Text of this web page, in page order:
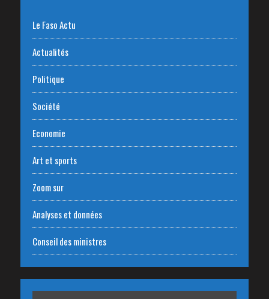
Le Faso Actu
Actualités
Politique
Société
Economie
Art et sports
Zoom sur
Analyses et données
Conseil des ministres